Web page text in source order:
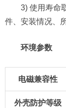
3) 使用寿命
件、安装情况、
环境参数
电磁兼容性
外壳防护等级